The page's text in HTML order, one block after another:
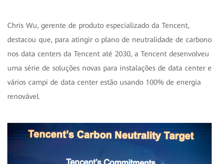
Chris Wu, gerente de produto especializado da Tencent,
destacou que, para atingir o plano de neutralidade de carbono
nos data centers da Tencent até 2030, a Tencent desenvolveu
uma série de soluções novas para instalações de data center e
vários campi de data center estão usando 100% de energia
renovável.